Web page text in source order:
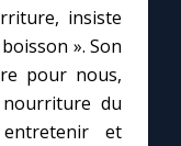
insiste
». Son
pour nous,
du
et